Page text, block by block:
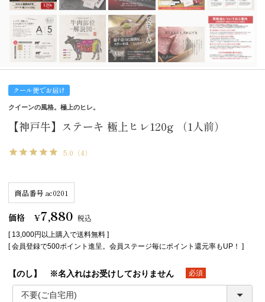
クール便でお届け
クイーンの風格。極上のヒレ。
【神戸牛】ステーキ 極上ヒレ120g （1人前）
5.0 （4）
商品番号 ac0201
価格 ¥7,880 税込
[ 13,000円以上購入で送料無料 ]
[ 会員登録で500ポイント進呈。会員ステージ毎にポイント還元率もUP！ ]
【のし】 ※名入れはお受けしておりません
(必須)